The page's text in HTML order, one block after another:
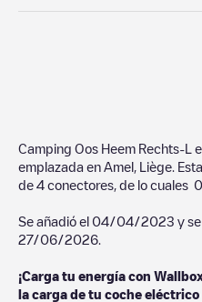
Camping Oos Heem Rechts-L
emplazada en Amel Liège .
de 4 conectores, de lo cuales 0
Se añadió el 04/04/2023 y
27/06/2026
¡Carga tu energía con
la carga de tu coche eléctrico